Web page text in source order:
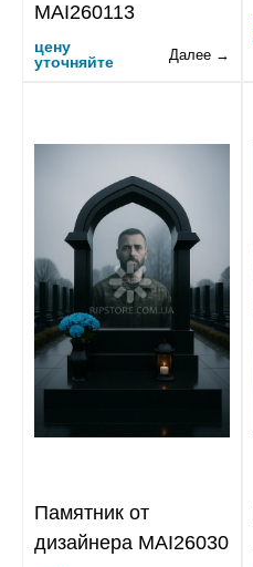
MAI260113
цену
уточняйте
Далее →
Памятник от
дизайнера MAI26030